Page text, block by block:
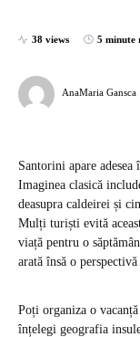
38 views 5 minute
AnaMaria Gansca
Santorini apare
Imaginea clasică
deasupra caldeirei și
Mulți turiști evită
viață pentru o
arată însă o
Poți organiza o
înțelegi geografia